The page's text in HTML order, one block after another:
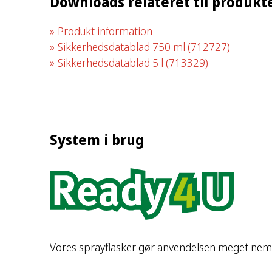
Produkt information
Sikkerhedsdatablad 750 ml (712727)
Sikkerhedsdatablad 5 l (713329)
System i brug
Vores sprayflasker gør anvendelsen meget